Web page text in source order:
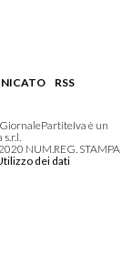
RSS
è un
NUM.REG. STAMPA
dei dati